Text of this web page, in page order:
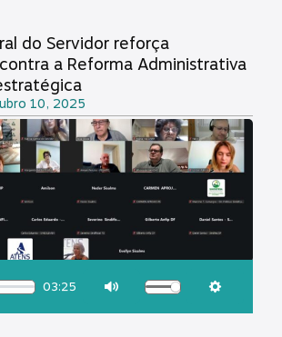
do Servidor reforça
a Reforma Administrativa
10, 2025
03:25